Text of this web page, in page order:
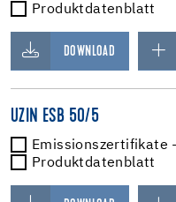
Produktdatenblatt
DOWNLOAD
UZIN ESB 50/5
Emissionszertifikate
Produktdatenblatt